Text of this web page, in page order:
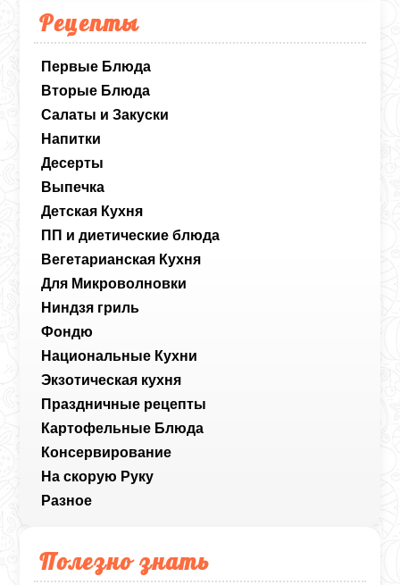
Рецепты
Первые Блюда
Вторые Блюда
Салаты и Закуски
Напитки
Десерты
Выпечка
Детская Кухня
ПП и диетические блюда
Вегетарианская Кухня
Для Микроволновки
Ниндзя гриль
Фондю
Национальные Кухни
Экзотическая кухня
Праздничные рецепты
Картофельные Блюда
Консервирование
На скорую Руку
Разное
Полезно знать